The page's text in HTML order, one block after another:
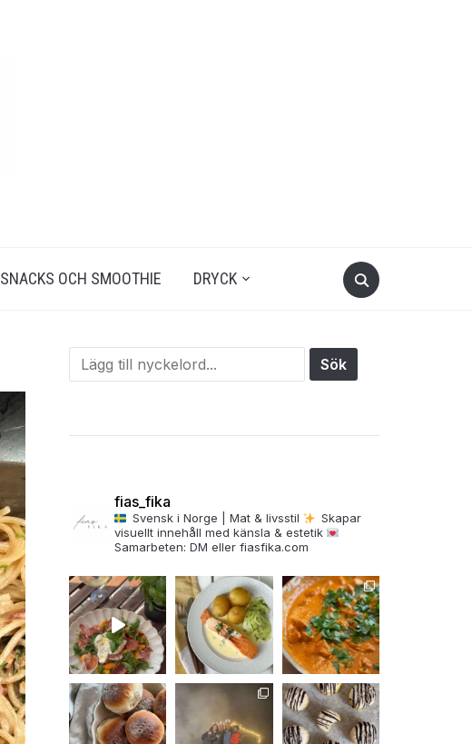
SNACKS OCH SMOOTHIE DRYCK
fias_fika
Svensk i Norge | Mat & livsstil
Skapar
visuellt innehåll med känsla & estetik
Samarbeten: DM eller fiasfika.com